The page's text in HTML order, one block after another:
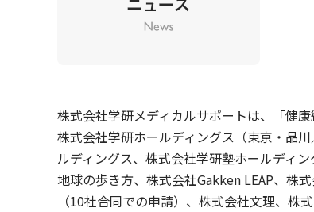
株式会社学研メディカルサポートは、「健
株式会社学研ホールディングス（東京・品
ルディングス、株式会社学研塾ホールディ
地球の歩き方、株式会社Gakken LEAP、株
（10社合同での申請）、株式会社文理、